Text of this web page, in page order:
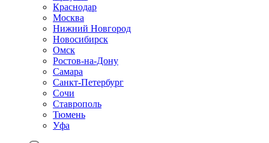
Краснодар
Москва
Нижний Новгород
Новосибирск
Омск
Ростов-на-Дону
Самара
Санкт-Петербург
Сочи
Ставрополь
Тюмень
Уфа